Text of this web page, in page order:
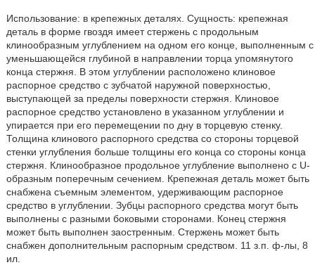
Использование: в крепежных деталях. Сущность: крепежная
деталь в форме гвоздя имеет стержень с продольным
клинообразным углублением на одном его конце, выполненным с
уменьшающейся глубиной в направлении торца упомянутого
конца стержня. В этом углублении расположено клиновое
распорное средство с зубчатой наружной поверхностью,
выступающей за пределы поверхности стержня. Клиновое
распорное средство установлено в указанном углублении и
упирается при его перемещении по дну в торцевую стенку.
Толщина клинового распорного средства со стороны торцевой
стенки углубления больше толщины его конца со стороны конца
стержня. Клинообразное продольное углубление выполнено с U-
образным поперечным сечением. Крепежная деталь может быть
снабжена съемным элементом, удерживающим распорное
средство в углублении. Зубцы распорного средства могут быть
выполнены с разными боковыми сторонами. Конец стержня
может быть выполнен заостренным. Стержень может быть
снабжен дополнительным распорным средством. 11 з.п. ф-лы, 8
ил.